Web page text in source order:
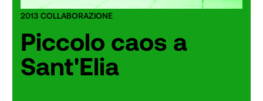
2013 COLLABORAZIONE
Piccolo caos a
Sant'Elia